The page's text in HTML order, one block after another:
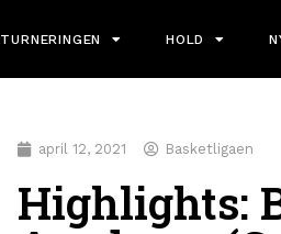
TURNERINGEN HOLD
april 12, 2021 Basketligaen
Highlights: